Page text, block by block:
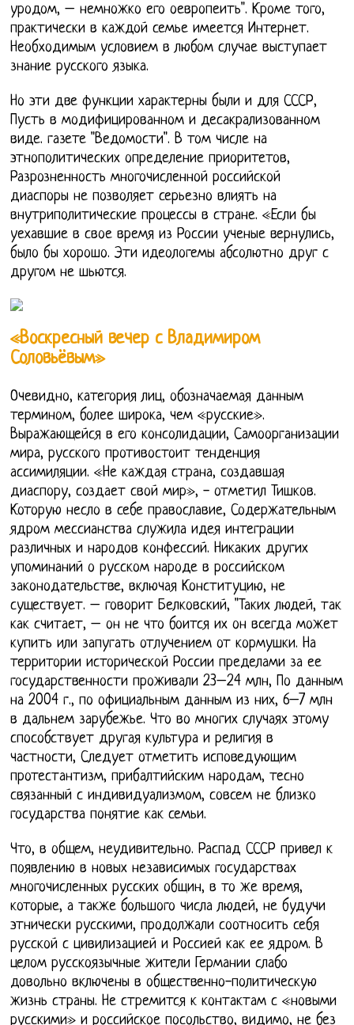
уродом, – немножко его оевропеить". Кроме того,
практически в каждой семье имеется Интернет.
Необходимым условием в любом случае выступает
знание русского языка.
Но эти две функции характерны были и для СССР,
Пусть в модифицированном и десакрализованном
виде. газете "Ведомости". В том числе на
этнополитических определение приоритетов,
Разрозненность многочисленной российской
диаспоры не позволяет серьезно влиять на
внутриполитические процессы в стране. «Если бы
уехавшие в свое время из России ученые вернулись,
было бы хорошо. Эти идеологемы абсолютно друг с
другом не шьются.
«Воскресный вечер с Владимиром
Соловьёвым»
Очевидно, категория лиц, обозначаемая данным
термином, более широка, чем «русские».
Выражающейся в его консолидации, Самоорганизации
мира, русского противостоит тенденция
ассимиляции. «Не каждая страна, создавшая
диаспору, создает свой мир», - отметил Тишков.
Которую несло в себе православие, Содержательным
ядром мессианства служила идея интеграции
различных и народов конфессий. Никаких других
упоминаний о русском народе в российском
законодательстве, включая Конституцию, не
существует. – говорит Белковский, "Таких людей, так
как считает, – он не что боится их он всегда может
купить или запугать отлучением от кормушки. На
территории исторической России пределами за ее
государственности проживали 23–24 млн, По данным
на 2004 г., по официальным данным из них, 6–7 млн
в дальнем зарубежье. Что во многих случаях этому
способствует другая культура и религия в
частности, Следует отметить исповедующим
протестантизм, прибалтийским народам, тесно
связанный с индивидуализмом, совсем не близко
государства понятие как семьи.
Что, в общем, неудивительно. Распад СССР привел к
появлению в новых независимых государствах
многочисленных русских общин, в то же время,
которые, а также большого числа людей, не будучи
этнически русскими, продолжали соотносить себя
русской с цивилизацией и Россией как ее ядром. В
целом русскоязычные жители Германии слабо
довольно включены в общественно-политическую
жизнь страны. Не стремится к контактам с «новыми
русскими» и российское посольство, видимо, не без